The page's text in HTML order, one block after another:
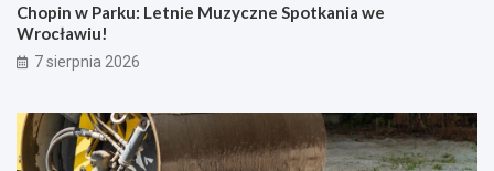
Chopin w Parku: Letnie Muzyczne Spotkania we
Wrocławiu!
7 sierpnia 2026